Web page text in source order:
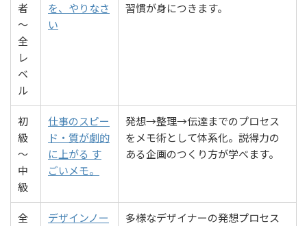
者
〜
全
レ
ベ
ル
を、やりなさ
い
習慣が身につきます。
初
級
〜
中
級
仕事のスピー
ド・質が劇的
に上がる す
ごいメモ。
発想→整理→伝達までのプロセス
をメモ術として体系化。説得力の
ある企画のつくり方が学べます。
全
デザインノー
多様なデザイナーの発想プロセス